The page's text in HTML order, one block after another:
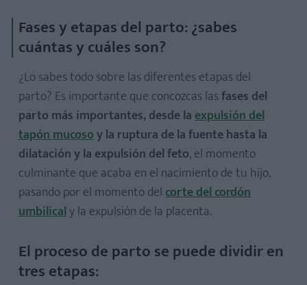
Fases y etapas del parto: ¿sabes
cuántas y cuáles son?
¿Lo sabes todo sobre las diferentes etapas del
parto? Es importante que concozcas lasfases del
parto más importantes, desde laexpulsión del
tapón mucosoy la ruptura de la fuente hasta la
dilatación y la expulsión del feto, el momento
culminante que acaba en el nacimiento de tu hijo,
pasando por el momento delcorte del cordón
umbilicaly la expulsión de la placenta.
El proceso de parto se puede dividir en
tres etapas: